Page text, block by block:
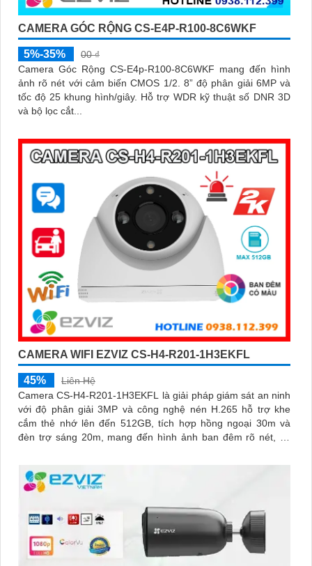
CAMERA GÓC RỘNG CS-E4P-R100-8C6WKF
5%-35%
00 ₫
Camera Góc Rộng CS-E4p-R100-8C6WKF mang đến hình
ảnh rõ nét với cảm biến CMOS 1/2. 8” độ phân giải 6MP và
tốc độ 25 khung hình/giây. Hỗ trợ WDR kỹ thuật số DNR 3D
và bộ lọc cắt...
CAMERA WIFI EZVIZ CS-H4-R201-1H3EKFL
45%
Liên Hệ
Camera CS-H4-R201-1H3EKFL là giải pháp giám sát an ninh
với độ phân giải 3MP và công nghệ nén H.265 hỗ trợ khe
cắm thẻ nhớ lên đến 512GB, tích hợp hồng ngoại 30m và
đèn trợ sáng 20m, mang đến hình ảnh ban đêm rõ nét, có